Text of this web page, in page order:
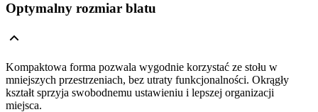
Optymalny rozmiar blatu
Kompaktowa forma pozwala wygodnie korzystać ze stołu w
mniejszych przestrzeniach, bez utraty funkcjonalności. Okrągły
kształt sprzyja swobodnemu ustawieniu i lepszej organizacji
miejsca.